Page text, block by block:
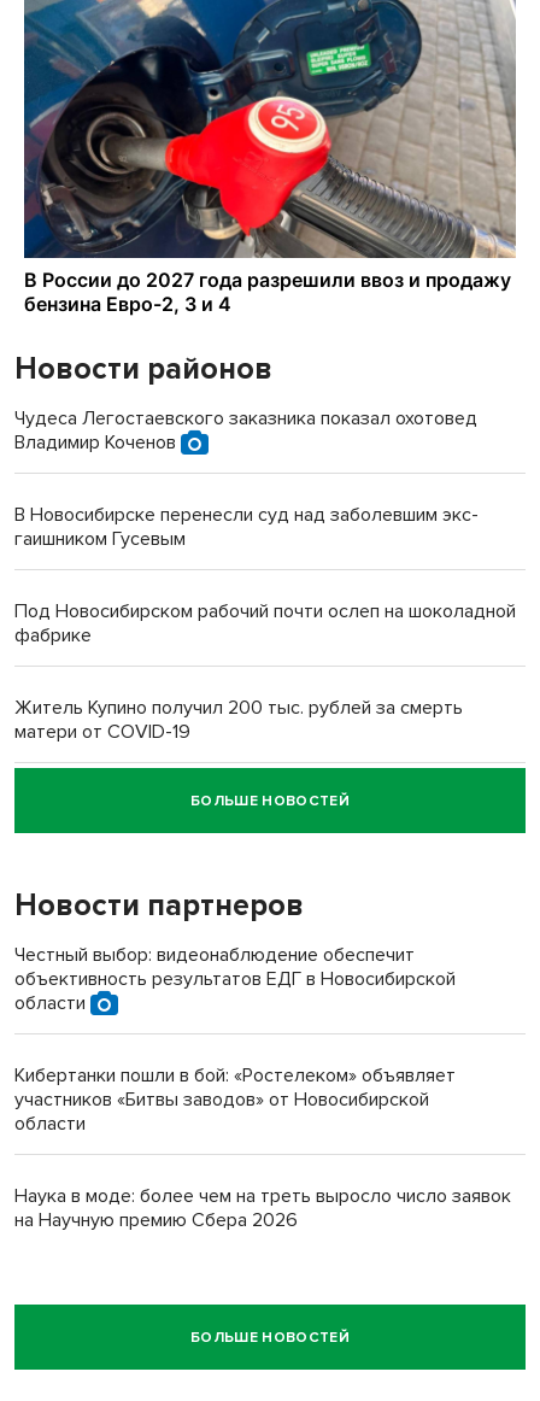
Новости районов
Чудеса Легостаевского заказника показал охотовед
Владимир Коченов
В Новосибирске перенесли суд над заболевшим экс-
гаишником Гусевым
Под Новосибирском рабочий почти ослеп на шоколадной
фабрике
Житель Купино получил 200 тыс. рублей за смерть
матери от COVID-19
Новосибирский суд наказал водителя за смерть
пенсионерки на вокзале
БОЛЬШЕ НОВОСТЕЙ
Новости партнеров
Честный выбор: видеонаблюдение обеспечит
объективность результатов ЕДГ в Новосибирской
области
Кибертанки пошли в бой: «Ростелеком» объявляет
участников «Битвы заводов» от Новосибирской
области
Наука в моде: более чем на треть выросло число заявок
на Научную премию Сбера 2026
БОЛЬШЕ НОВОСТЕЙ